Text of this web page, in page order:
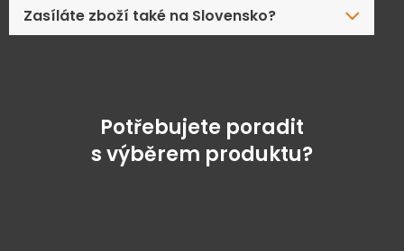
Zasíláte zboží také na Slovensko?
Potřebujete poradit
s výběrem produktu?